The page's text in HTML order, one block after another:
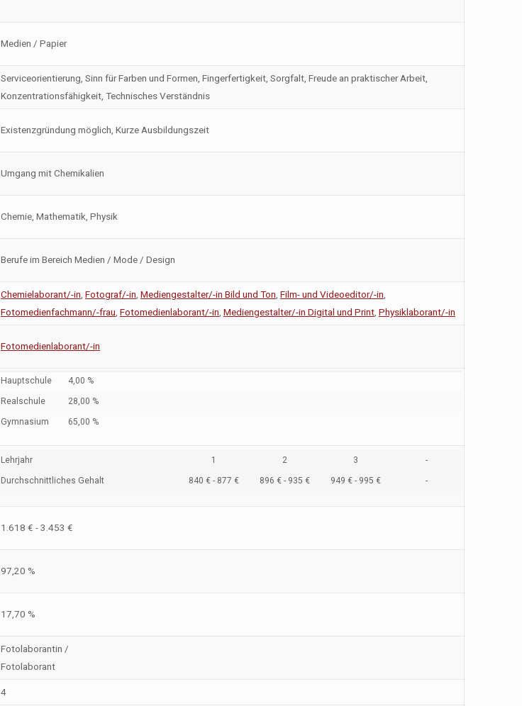
Medien / Papier
Serviceorientierung, Sinn für Farben und Formen, Fingerfertigkeit, Sorgfalt, Freude an praktischer Arbeit,
Konzentrationsfähigkeit, Technisches Verständnis
Existenzgründung möglich, Kurze Ausbildungszeit
Umgang mit Chemikalien
Chemie, Mathematik, Physik
Berufe im Bereich Medien / Mode / Design
Chemielaborant/-in Fotograf/-in Mediengestalter/-in Bild und Ton Film- und Videoeditor/-in
Fotomedienfachmann/-frau Fotomedienlaborant/-in Mediengestalter/-in Digital und Print Physiklaborant/-in
Fotomedienlaborant/-in
Hauptschule 4,00 %
Realschule 28,00 %
Gymnasium 65,00 %
Lehrjahr 1 2 3 -
Durchschnittliches Gehalt 840 € - 877 € 896 € - 935 € 949 € - 995 € -
1.618 € - 3.453 €
97,20 %
17,70 %
Fotolaborantin /
Fotolaborant
4